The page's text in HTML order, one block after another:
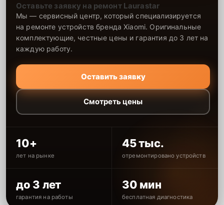
Оставьте заявку на ремонт Laurastar
Мы — сервисный центр, который специализируется
на ремонте устройств бренда Xiaomi. Оригинальные
комплектующие, честные цены и гарантия до 3 лет на
каждую работу.
Оставить заявку
Смотреть цены
10+
лет на рынке
45 тыс.
отремонтировано устройств
до 3 лет
гарантия на работы
30 мин
бесплатная диагностика